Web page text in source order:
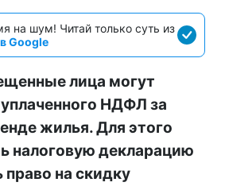
на шум! Читай только суть из
Google
лица могут
НДФЛ за
жилья. Для этого
налоговую декларацию
на скидку